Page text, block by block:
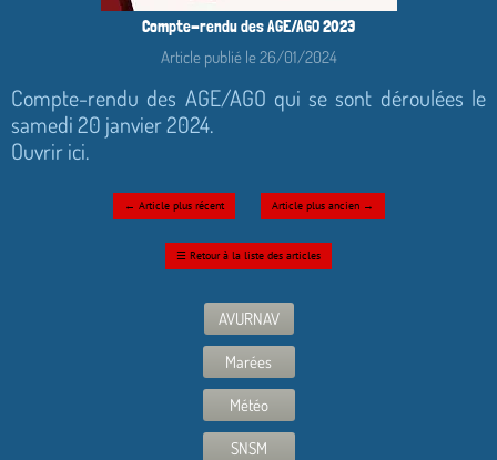
Compte-rendu des AGE/AGO 2023
Article publié le 26/01/2024
Compte-rendu des AGE/AGO qui se sont déroulées le
samedi 20 janvier 2024.
Ouvrir ici.
← Article plus récent Article plus ancien→
☰ Retour à la liste des articles
AVURNAV
Marées
Météo
SNSM